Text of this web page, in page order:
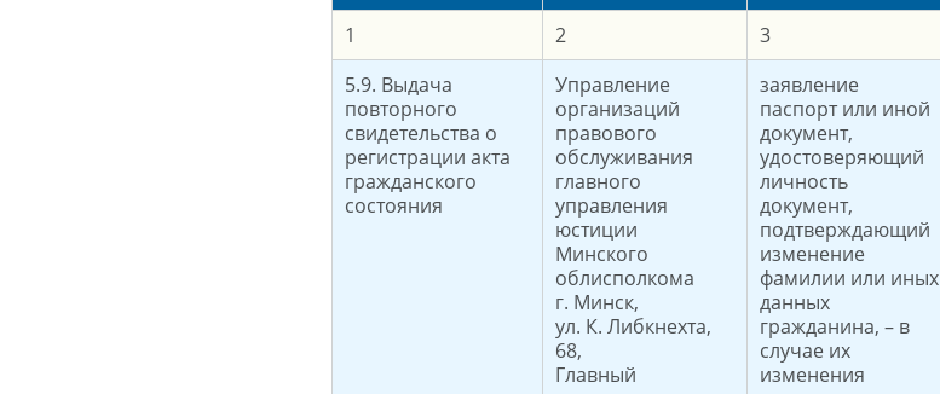
1 2 3
5.9. Выдача
повторного
свидетельства о
регистрации акта
гражданского
состояния
Управление
организаций
правового
обслуживания
главного
управления
юстиции
Минского
облисполкома
г. Минск,
ул. К. Либкнехта,
68,
Главный
заявление
паспорт или иной
документ,
удостоверяющий
личность
документ,
подтверждающий
изменение
фамилии или иных
данных
гражданина, – в
случае их
изменения